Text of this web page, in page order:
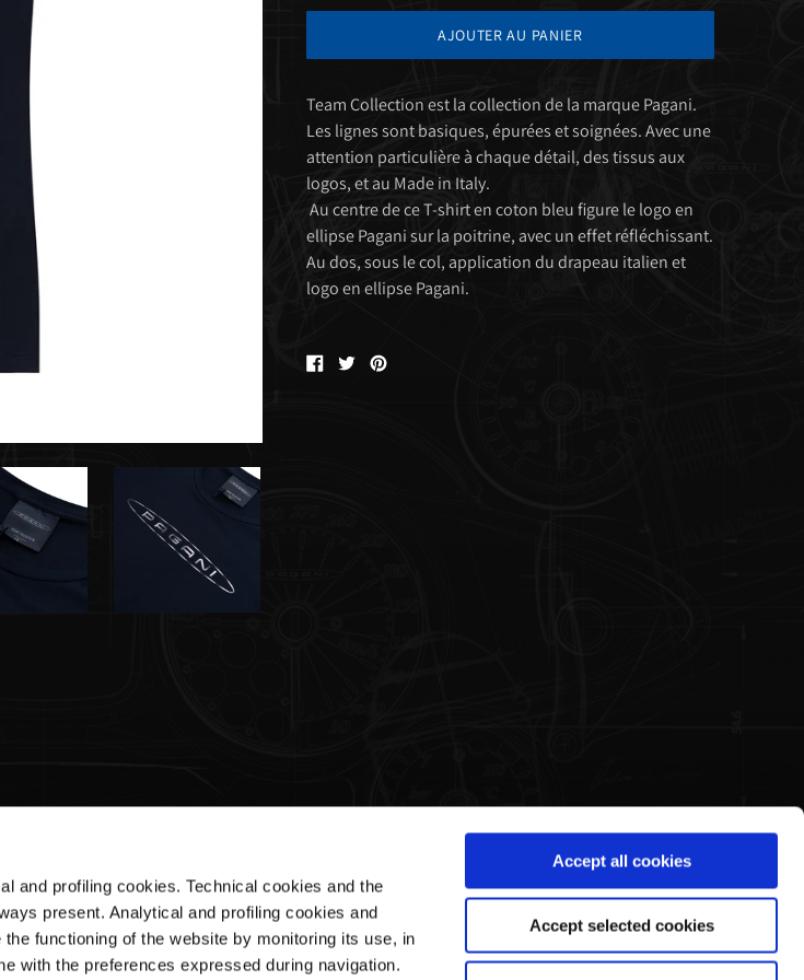
and profiling cookies. Technical cookies and the
present. Analytical and profiling cookies and
functioning of the website by monitoring its use, in
with the preferences expressed during navigation.
Accept all cookies
Accept selected cookies
AJOUTER AU PANIER
Team Collection est la collection de la marque Pagani.
Les lignes sont basiques, épurées et soignées. Avec une
attention particulière à chaque détail, des tissus aux
logos, et au Made in Italy.
Au centre de ce T-shirt en coton bleu figure le logo en
ellipse Pagani sur la poitrine, avec un effet réfléchissant.
Au dos, sous le col, application du drapeau italien et
logo en ellipse Pagani.
Partager
sur
Tweeter
sur
Êpingler
Customer Service
Shipments & Delivery
Returns & Refunds
Legal Area
Conditions d'Utilisation
Privacy Policy
Notre Histoire